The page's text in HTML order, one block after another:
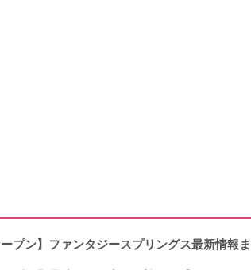
ープン】ファンタジースプリングス最新情報